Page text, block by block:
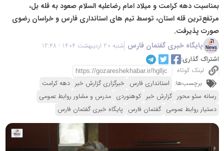
بمناسبت دهه کرامت و میلاد امام رضاعلیه السلام صعود به قله بل،
مرتفع‌ترین قله استان، توسط تیم های استانداری فارس و خراسان رضوی
صورت پذیرفت.
پایگاه خبری گفتمان فارس شنبه 20 اردیبهشت 1404 - 12:48
اشتراک گذاری:
لینک کوتاه
برچسب‌ها: استانداری فارس خبرگزاری گزارش خبر دهه کرامت
رسانه سئو محور گزارش خبر کوهنوردی مدرس و مشاور روابط عمومی
دستیار روابط عمومی گفتمان فارس پایگاه خبری گفتمان فارس